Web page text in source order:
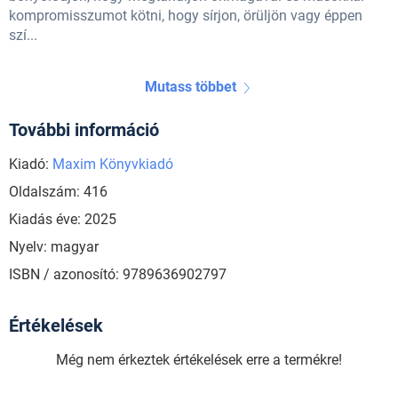
kompromisszumot kötni, hogy sírjon, örüljön vagy éppen
szí...
Mutass többet
További információ
Kiadó: Maxim Könyvkiadó
Oldalszám: 416
Kiadás éve: 2025
Nyelv: magyar
ISBN / azonosító: 9789636902797
Értékelések
Még nem érkeztek értékelések erre a termékre!